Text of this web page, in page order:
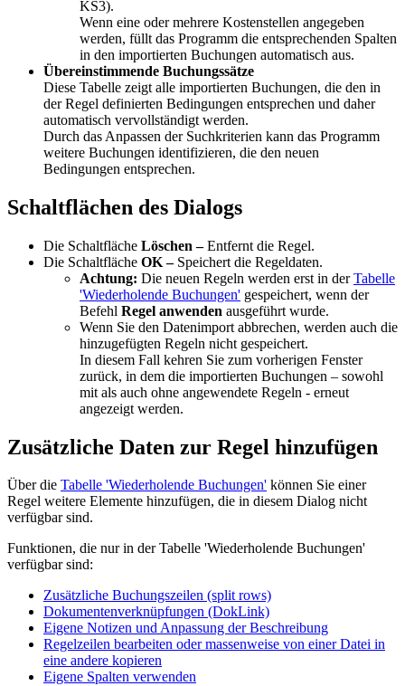
KS3).
Wenn eine oder mehrere Kostenstellen angegeben
werden, füllt das Programm die entsprechenden Spalten
in den importierten Buchungen automatisch aus.
Übereinstimmende Buchungssätze
Diese Tabelle zeigt alle importierten Buchungen, die den in
der Regel definierten Bedingungen entsprechen und daher
automatisch vervollständigt werden.
Durch das Anpassen der Suchkriterien kann das Programm
weitere Buchungen identifizieren, die den neuen
Bedingungen entsprechen.
Schaltflächen des Dialogs
Die Schaltfläche Löschen –Entfernt die Regel.
Die Schaltfläche OK –Speichert die Regeldaten.
Achtung: Die neuen Regeln werden erst in derTabelle
'Wiederholende Buchungen' gespeichert, wenn der
Befehl Regel anwenden ausgeführt wurde.
Wenn Sie den Datenimport abbrechen, werden auch die
hinzugefügten Regeln nicht gespeichert.
In diesem Fall kehren Sie zum vorherigen Fenster
zurück, in dem die importierten Buchungen – sowohl
mit als auch ohne angewendete Regeln - erneut
angezeigt werden.
Zusätzliche Daten zur Regel hinzufügen
Über die Tabelle 'Wiederholende Buchungen' können Sie einer
Regel weitere Elemente hinzufügen, die in diesem Dialog nicht
verfügbar sind.
Funktionen, die nur in der Tabelle 'Wiederholende Buchungen'
verfügbar sind:
Zusätzliche Buchungszeilen (split rows)
Dokumentenverknüpfungen (DokLink)
Eigene Notizen und Anpassung der Beschreibung
Regelzeilen bearbeiten oder massenweise von einer Datei in
eine andere kopieren
Eigene Spalten verwenden